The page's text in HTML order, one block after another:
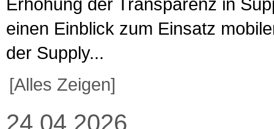
einen Einblick zum Einsatz
der Supply...
[Alles Zeigen]
24.04.2026